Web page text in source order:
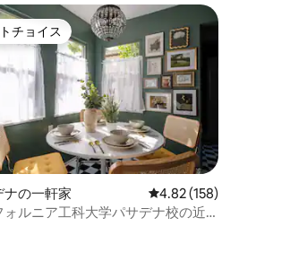
中4.99つ星の平均評価
チョイス
チョイス
ナの一軒家 レビュー158件、5つ
4.82 (158)
ォルニア工科大学パサデナ校の近